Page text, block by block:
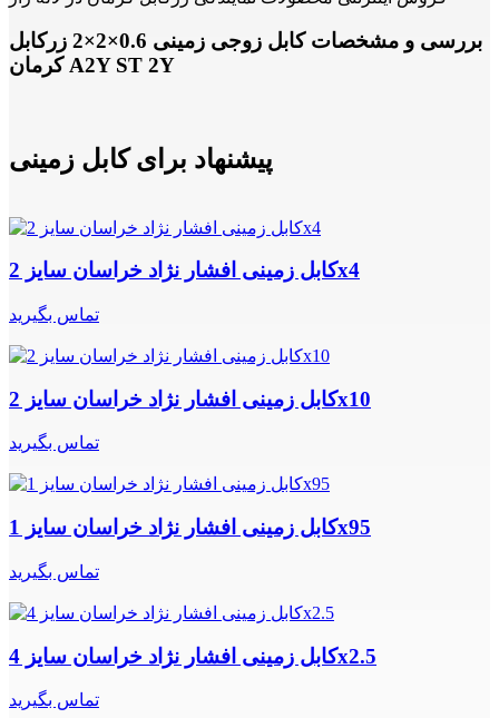
بررسی و مشخصات کابل زوجی زمینی 0.6×2×2 زرکابل
کرمان A2Y ST 2Y
پیشنهاد برای کابل زمینی
کابل زمینی افشار نژاد خراسان سایز 2x4
تماس بگیرید
کابل زمینی افشار نژاد خراسان سایز 2x10
تماس بگیرید
کابل زمینی افشار نژاد خراسان سایز 1x95
تماس بگیرید
کابل زمینی افشار نژاد خراسان سایز 4x2.5
تماس بگیرید